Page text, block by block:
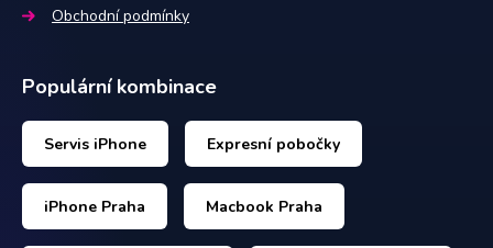
Obchodní podmínky
Populární kombinace
Servis iPhone Expresní pobočky
iPhone Praha Macbook Praha